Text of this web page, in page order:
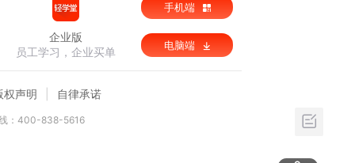
企业版
员工学习，企业买单
手机端
电脑端
权声明 自律承诺
：400-838-5616